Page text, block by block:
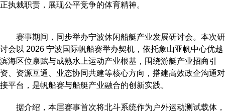
正执裁职责，展现公平竞争的体育精神。
赛事期间，同步举办宁波休闲船艇产业发展研讨会。本次研
讨会以 2026 宁波国际帆船赛举办契机，依托象山亚帆中心优越
滨海区位禀赋与成熟水上运动产业根基，围绕游艇产业招商引
资、资源互通、业态协同共建等核心方向，搭建高效政企沟通对
接平台，是帆船赛与船艇产业融合的创新实践。
据介绍，本届赛事首次将北斗系统作为户外运动测试载体，